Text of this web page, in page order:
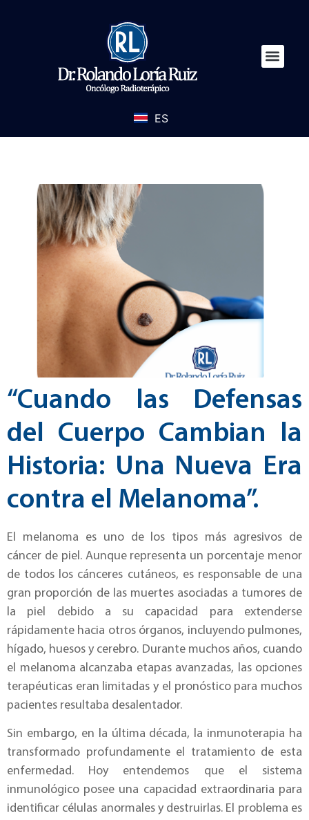
ES
EN
“Cuando las Defensas
del Cuerpo Cambian la
Historia: Una Nueva Era
contra el Melanoma”.
El melanoma es uno de los tipos más agresivos de
cáncer de piel. Aunque representa un porcentaje menor
de todos los cánceres cutáneos, es responsable de una
gran proporción de las muertes asociadas a tumores de
la piel debido a su capacidad para extenderse
rápidamente hacia otros órganos, incluyendo pulmones,
hígado, huesos y cerebro. Durante muchos años, cuando
el melanoma alcanzaba etapas avanzadas, las opciones
terapéuticas eran limitadas y el pronóstico para muchos
pacientes resultaba desalentador.
Sin embargo, en la última década, la inmunoterapia ha
transformado profundamente el tratamiento de esta
enfermedad. Hoy entendemos que el sistema
inmunológico posee una capacidad extraordinaria para
identificar células anormales y destruirlas. El problema es